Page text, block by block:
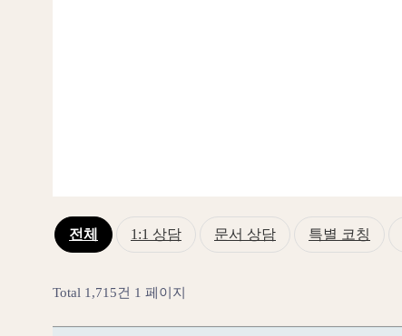
전체 1:1 상담 문서 상담 특별 코칭
Total 1,715건 1 페이지